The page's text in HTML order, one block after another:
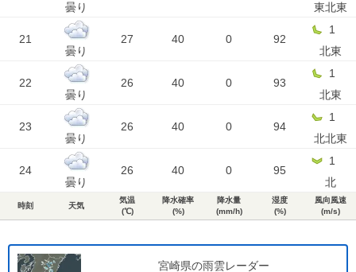
曇り
東北東
21
曇り
27 40 0 92
1
北東
22
曇り
26 40 0 93
1
北東
23
曇り
26 40 0 94
1
北北東
24
曇り
26 40 0 95
1
北
時刻 天気
気温
(℃)
降水確率
(%)
降水量
(mm/h)
湿度
(%)
風向風速
(m/s)
宮崎県の雨雲レーダー